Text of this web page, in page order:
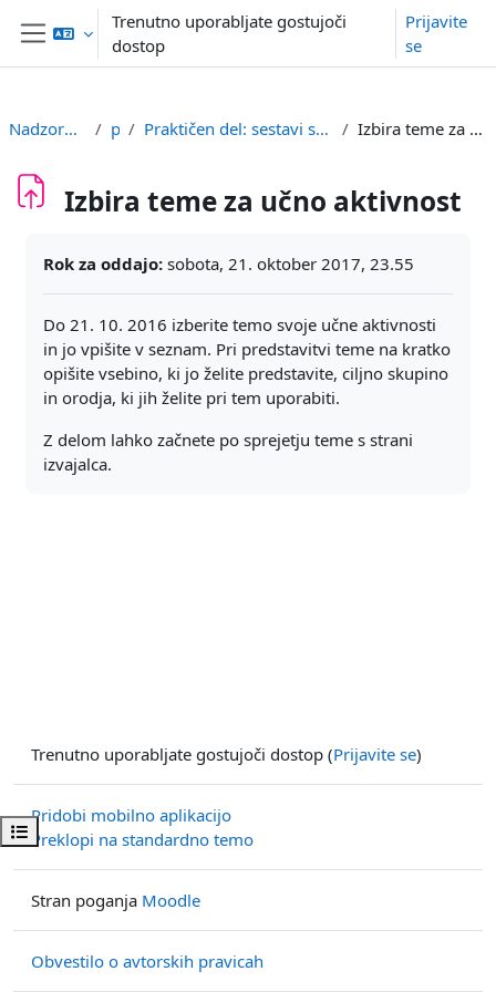
Preskoči na glavno vsebino
Stransko polje
Trenutno uporabljate gostujoči
dostop
Prijavite
se
Odpri kazalo predmeta
Nadzorna plošča par Praktičen del: sestavi svojo učno aktivnost Izbira teme za učno aktivnost
Izbira teme za učno aktivnost
Rok za oddajo: sobota, 21. oktober 2017, 23.55
Do 21. 10. 2016 izberite temo svoje učne aktivnosti
in jo vpišite v seznam. Pri predstavitvi teme na kratko
opišite vsebino, ki jo želite predstavite, ciljno skupino
in orodja, ki jih želite pri tem uporabiti.
Z delom lahko začnete po sprejetju teme s strani
izvajalca.
Trenutno uporabljate gostujoči dostop (Prijavite se)
Pridobi mobilno aplikacijo
Preklopi na standardno temo
Stran poganja Moodle
Obvestilo o avtorskih pravicah